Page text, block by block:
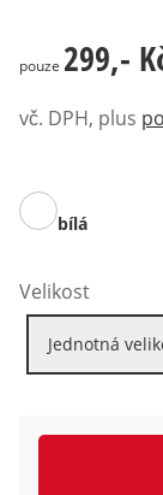
299,- Kč
pouze 299,-
vč. DPH, plus
bílá
Velikost
Jednotná